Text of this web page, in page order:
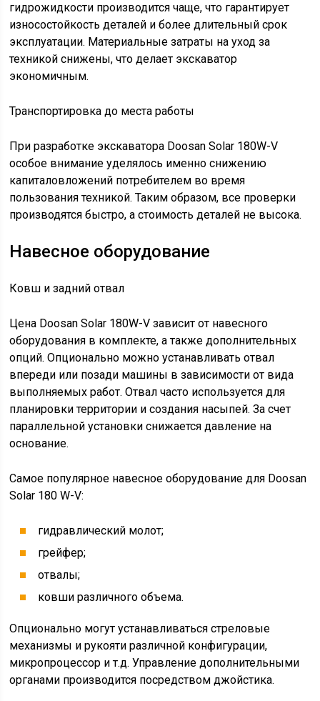
гидрожидкости производится чаще, что гарантирует
износостойкость деталей и более длительный срок
эксплуатации. Материальные затраты на уход за
техникой снижены, что делает экскаватор
экономичным.
Транспортировка до места работы
При разработке экскаватора Doosan Solar 180W-V
особое внимание уделялось именно снижению
капиталовложений потребителем во время
пользования техникой. Таким образом, все проверки
производятся быстро, а стоимость деталей не высока.
Навесное оборудование
Ковш и задний отвал
Цена Doosan Solar 180W-V зависит от навесного
оборудования в комплекте, а также дополнительных
опций. Опционально можно устанавливать отвал
впереди или позади машины в зависимости от вида
выполняемых работ. Отвал часто используется для
планировки территории и создания насыпей. За счет
параллельной установки снижается давление на
основание.
Самое популярное навесное оборудование для Doosan
Solar 180 W-V:
гидравлический молот;
грейфер;
отвалы;
ковши различного объема.
Опционально могут устанавливаться стреловые
механизмы и рукояти различной конфигурации,
микропроцессор и т.д. Управление дополнительными
органами производится посредством джойстика.